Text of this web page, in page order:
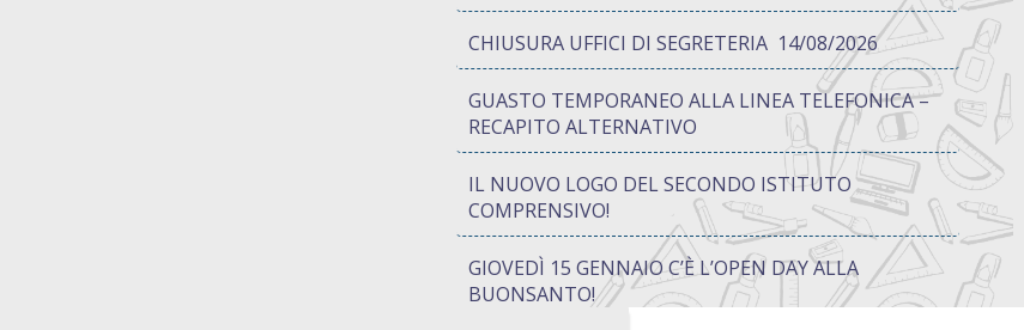
CHIUSURA UFFICI DI SEGRETERIA 14/08/2026
GUASTO TEMPORANEO ALLA LINEA TELEFONICA –
RECAPITO ALTERNATIVO
IL NUOVO LOGO DEL SECONDO ISTITUTO
COMPRENSIVO!
GIOVEDÌ 15 GENNAIO C’È L’OPEN DAY ALLA
BUONSANTO!